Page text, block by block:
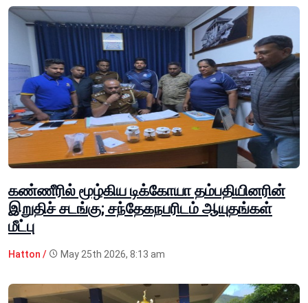
கண்ணீரில் மூழ்கிய டிக்கோயா தம்பதியினரின்
இறுதிச் சடங்கு; சந்தேகநபரிடம் ஆயுதங்கள்
மீட்பு
Hatton / May 25th 2026, 8:13 am